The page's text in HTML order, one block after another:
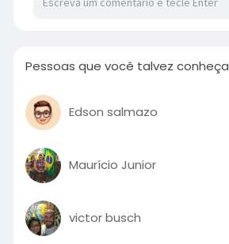
Pessoas que você talvez conheça
Edson salmazo
Maurício Junior
victor busch